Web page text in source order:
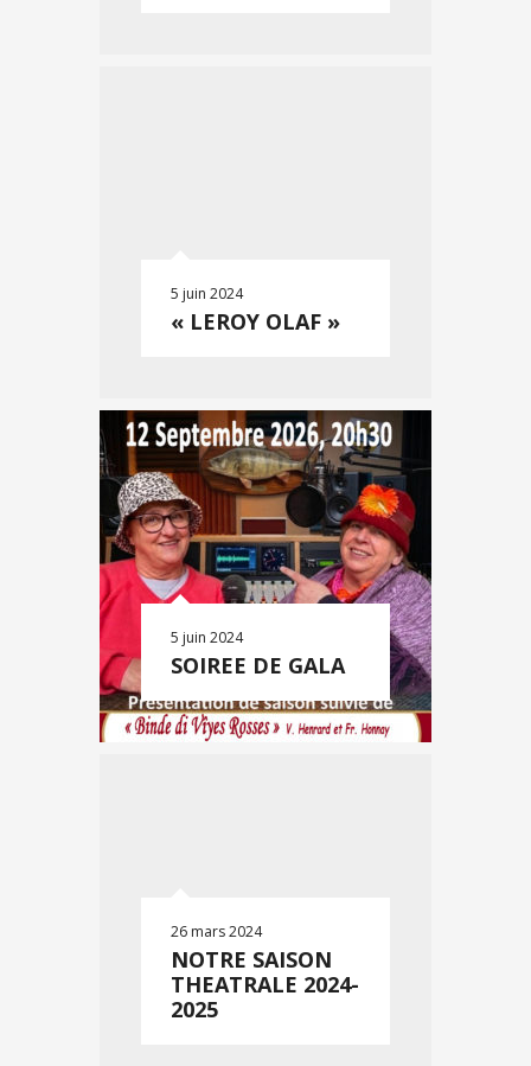
5 juin 2024
« LEROY OLAF »
5 juin 2024
SOIREE DE GALA
26 mars 2024
NOTRE SAISON
THEATRALE 2024-
2025